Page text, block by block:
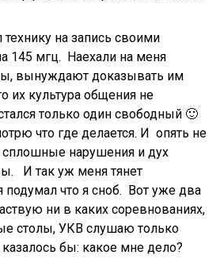
технику на запись своими
145 мгц. Наехали на меня
вынуждают доказывать им
их культура общения не
только один свободный 🙂
что где делается. И опять не
сплошные нарушения и дух
И так уж меня тянет
подумал что я сноб. Вот уже два
ни в каких соревнованиях,
столы, УКВ слушаю только
казалось бы: какое мне дело?